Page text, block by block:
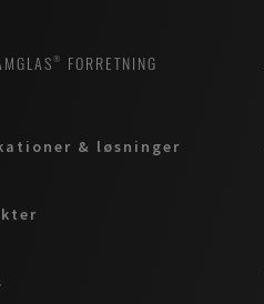
FORRETNING
& løsninger